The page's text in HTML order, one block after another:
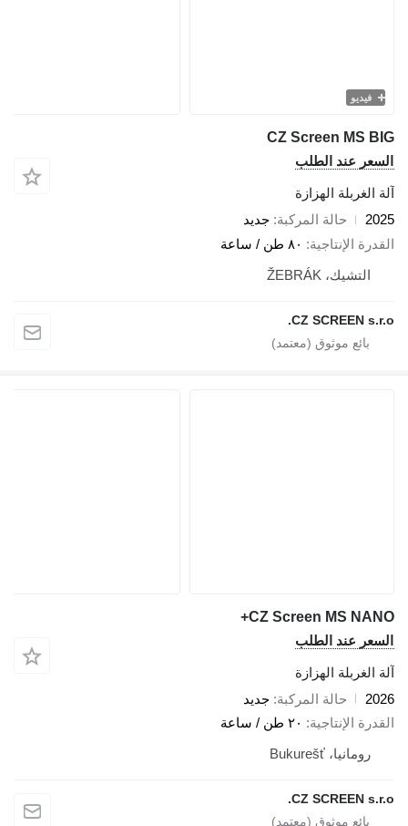
فيديو
CZ Screen MS
عند الطلب
الغربلة الهزازة
حالة المركبة جديد
الإنتاجية ٨٠ طن / ساعة
التشيك، ŽEBRÁK
CZ SCREEN
CZ Screen MS
عند الطلب
الغربلة الهزازة
حالة المركبة جديد
الإنتاجية ٢٠ طن / ساعة
رومانيا، Bukurešť
CZ SCREEN